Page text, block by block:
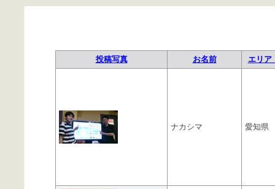
投稿写真 お名前 エリ
ナカシマ 愛知県